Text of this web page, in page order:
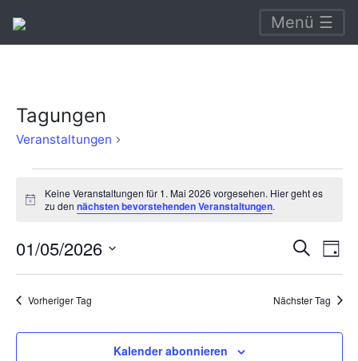
Menü ☰
Tagungen
Veranstaltungen
für
Mai
Hinweis
Keine Veranstaltungen für 1. Mai 2026 vorgesehen. Hier geht es
zu den nächsten bevorstehenden Veranstaltungen.
Suche
und
SucheTag
01/05/2026
Datum
Vorheriger Tag Nächster Tag
Kalender abonnieren